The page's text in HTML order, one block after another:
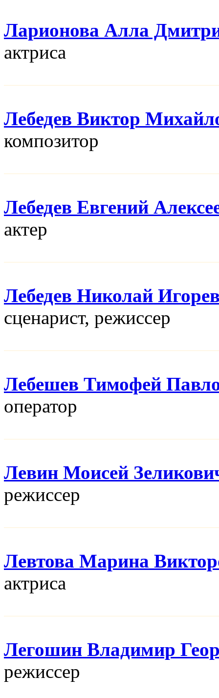
Ларионова Алла
актриса
Лебедев Виктор
композитор
Лебедев Евгений
актер
Лебедев Николай
сценарист, режисcер
Лебешев Тимофей
оператор
Левин Моисей
режисcер
Левтова Марина
актриса
Легошин Владимир
режисcер